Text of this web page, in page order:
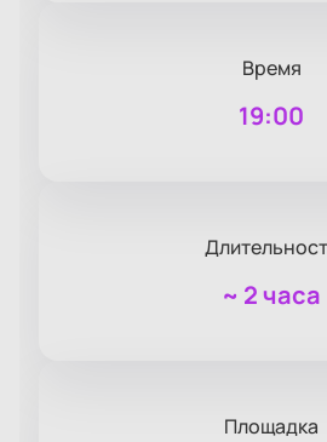
Время
19:00
~ 2 часа
Площадка